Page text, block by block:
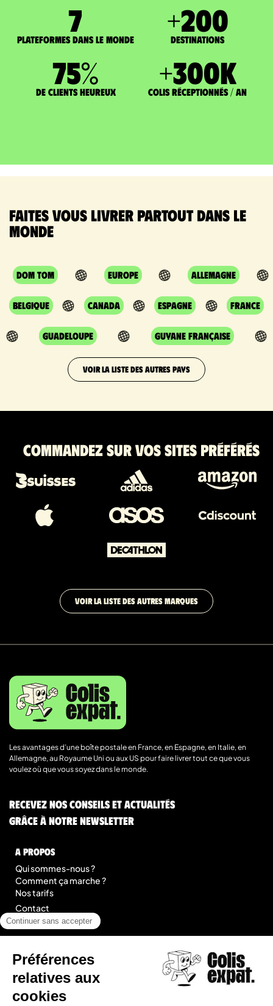
7
Plateformes dans le monde
+200
DESTINATIONS
75%
de clients heureux
+300K
Colis réceptionnés / an
Faites vous livrer partout dans le
monde
DOM TOM Europe Allemagne
Belgique Canada Espagne France
Guadeloupe Guyane Française
VOIR LA LISTE DES AUTRES PAYS
Commandez sur vos sites préférés
VOIR LA LISTE DES AUTRES MARQUES
Les avantages d’une boîte postale en France, en Espagne, en Italie, en
Allemagne, au Royaume Uni ou aux US pour faire livrer tout ce que vous
voulez où que vous soyez dans le monde.
Recevez nos conseils et actualités
grâce à notre newsletter
A Propos
Qui sommes-nous ?
Comment ça marche ?
Nos tarifs
Contact
Blog
légal
Mentions légales
Conditions Générales de Prestation de Services